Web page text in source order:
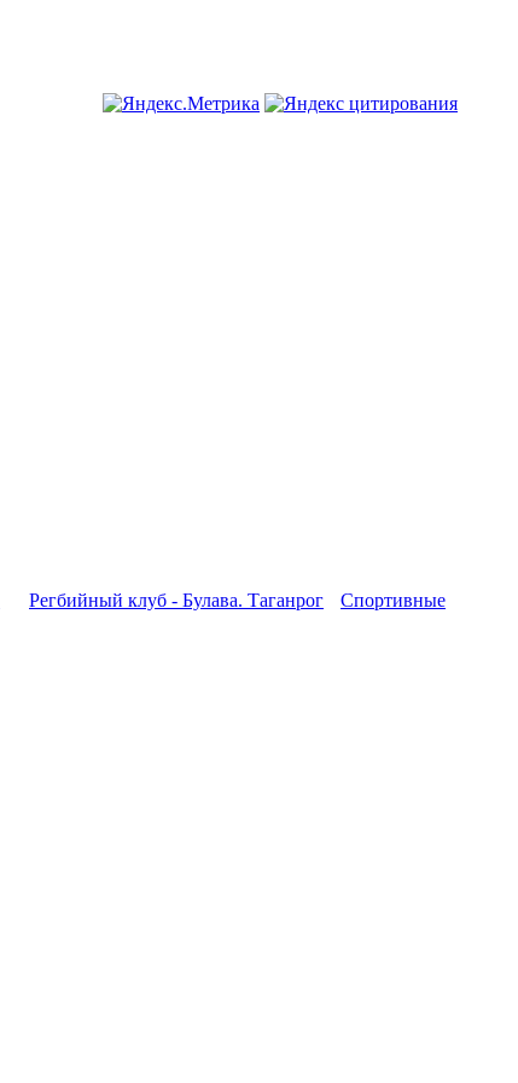
Регбийный клуб - Булава. Таганрог
Спортивные